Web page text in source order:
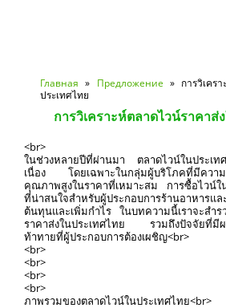
Вы здесь
Главная » Предложение » การวิเคร
ประเทศไทย
การวิเคราะห์ตลาดไวน์ราคาส่
<br>
ในช่วงหลายปีที่ผ่านมา ตลาดไวน์ในประเท
เนื่อง โดยเฉพาะในกลุ่มผู้บริโภคที่มีความ
คุณภาพสูงในราคาที่เหมาะสม การซื้อไวน์ใ
ที่น่าสนใจสำหรับผู้ประกอบการร้านอาหารแ
ต้นทุนและเพิ่มกำไร ในบทความนี้เราจะสำ
ราคาส่งในประเทศไทย รวมถึงปัจจัยที่มีผ
ท้าทายที่ผู้ประกอบการต้องเผชิญ<br>
<br>
<br>
<br>
<br>
ภาพรวมของตลาดไวน์ในประเทศไทย<br>